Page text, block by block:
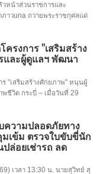
วหน้าส่วนราชการและ
าวuna ถวายพระราชกุศลแด่
ครงการ "เสริมสร้าง
ละผู้ดูแลฯ พัฒนา
ร "เสริมสร้างศักยภาพ" หนุนผู้
ชีวิต กระบี่ – เมื่อวันที่ 29
ความปลอดภัยทาง
เข้ม ตรวจใบขับขี่นัก
ล่อยเช่ารถ ลด
เวลา 13:30 น. นายสุวิทย์ สุ